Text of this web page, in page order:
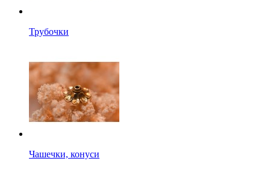
Трубочки
Чашечки, конуси